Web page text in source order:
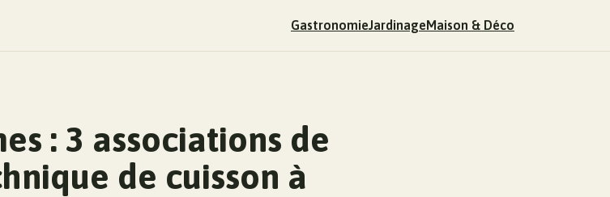
GastronomieJardinageMaison & Déco
: 3 associations de
de cuisson à